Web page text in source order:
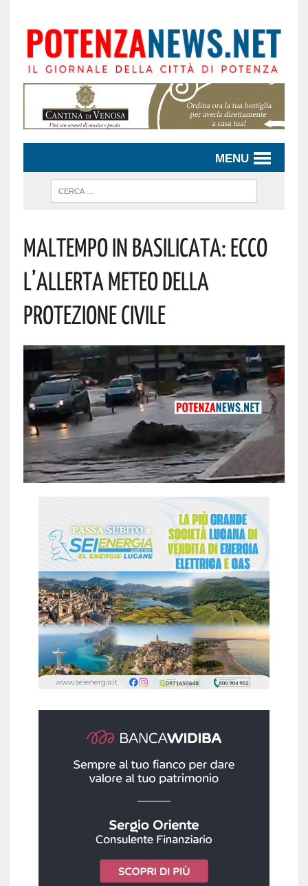
MENU
Maltempo In Basilicata: Ecco
L’allerta Meteo Della
Protezione Civile